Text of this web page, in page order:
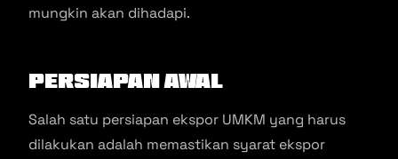
mungkin akan dihadapi.
Persiapan Awal
Salah satu persiapan ekspor UMKM yang harus
dilakukan adalah memastikan syarat ekspor